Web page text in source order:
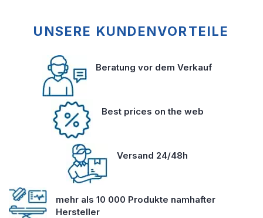
UNSERE KUNDENVORTEILE
Beratung vor dem Verkauf
Best prices on the web
Versand 24/48h
mehr als 10 000 Produkte namhafter
Hersteller